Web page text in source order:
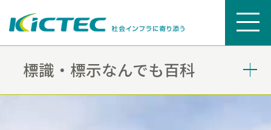
標識・標示なんでも百科